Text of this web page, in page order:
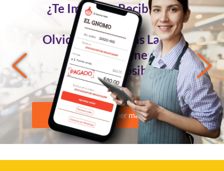
¿Te Imaginas Recibir Tus
Pedidos
Olvidándote de las Largas
Conversaciones?
Ahora es Posible
Quiero saber más